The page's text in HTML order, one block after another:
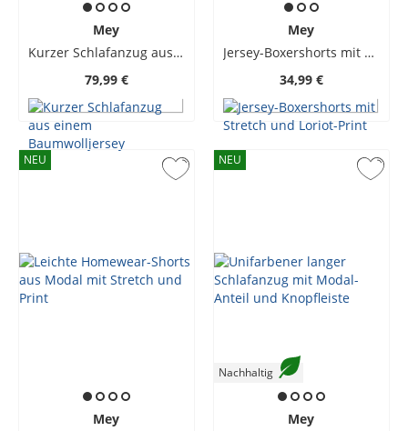
Mey
Kurzer Schlafanzug aus einem Baumwolljersey
79,99 €
Mey
Jersey-Boxershorts mit Stretch und Loriot-Print
34,99 €
NEU
Mey
NEU
Nachhaltig
Mey